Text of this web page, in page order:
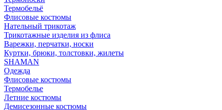
Термобельё
Флисовые костюмы
Нательный трикотаж
Трикотажные изделия из флиса
Варежки, перчатки, носки
Куртки, брюки, толстовки, жилеты
SHAMAN
Одежда
Флисовые костюмы
Термобелье
Летние костюмы
Демисезонные костюмы